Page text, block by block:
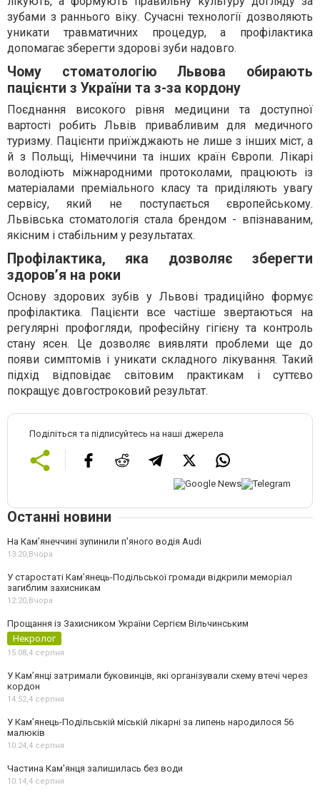
зубами з раннього віку. Сучасні технології дозволяють
уникати травматичних процедур, а профілактика
допомагає зберегти здорові зуби надовго.
Чому стоматологію Львова обирають
пацієнти з України та з-за кордону
Поєднання високого рівня медицини та доступної
вартості робить Львів привабливим для медичного
туризму. Пацієнти приїжджають не лише з інших міст, а
й з Польщі, Німеччини та інших країн Європи. Лікарі
володіють міжнародними протоколами, працюють із
матеріалами преміального класу та приділяють увагу
сервісу, який не поступається європейському.
Львівська стоматологія стала брендом - впізнаваним,
якісним і стабільним у результатах.
Профілактика, яка дозволяє зберегти
здоров’я на роки
Основу здорових зубів у Львові традиційно формує
профілактика. Пацієнти все частіше звертаються на
регулярні профогляди, професійну гігієну та контроль
стану ясен. Це дозволяє виявляти проблеми ще до
появи симптомів і уникати складного лікування. Такий
підхід відповідає світовим практикам і суттєво
покращує довгостроковий результат.
Поділіться та підписуйтесь на наші джерела
Останні новини
На Камʼянеччині зупинили п'яного водія Audi
13:20, Вчора
У старостаті Кам’янець-Подільської громади відкрили меморіал
загиблим захисникам
12:20, Вчора
Прощання із Захисником України Сергієм Вільчинським
Некролог
15:08,4 серпня
У Кам’янці затримали буковинців, які організували схему втечі через
кордон
14:52,4 серпня
У Кам’янець-Подільській міській лікарні за липень народилося 56
малюків
10:24,4 серпня
Частина Кам'янця залишилась без води
10:14,4 серпня